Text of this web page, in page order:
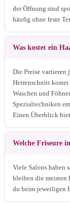
der Öffnung sind
häufig ohne feste
Was kostet ein
Die Preise variieren
Herrenschnitt
Waschen und
Spezialtechniken
Einen Überblick
Welche Friseure
Viele Salons haben
bleiben die meisten
du beim jeweiligen